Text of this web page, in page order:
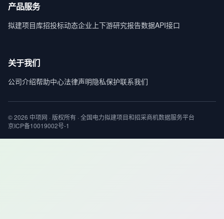
产品服务
拟建项目库招投标动态企业上下游研究报告数据API接口
关于我们
公司介绍帮助中心法律声明隐私保护联系我们
© 2026 中项网 · 版权所有 · 全国电力拟建项目和招采商机数据服务平台
京ICP备10019002号-1